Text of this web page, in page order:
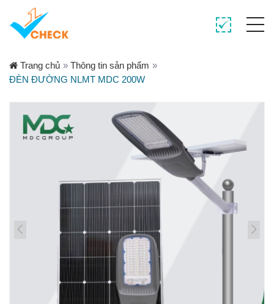
Trang chủ » Thông tin sản phẩm »
ĐÈN ĐƯỜNG NLMT MDC 200W